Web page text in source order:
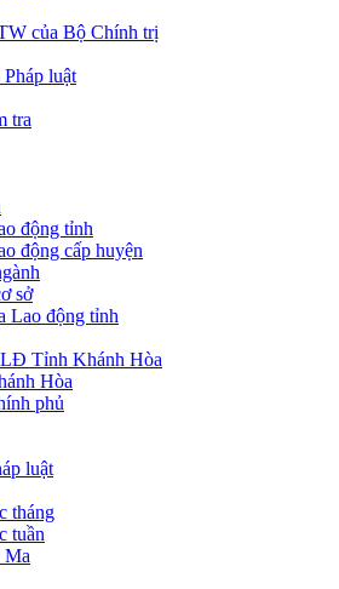
của Bộ Chính trị
luật
tra
động tỉnh
động cấp huyện
sở
Lao động tỉnh
Tỉnh Khánh Hòa
Hòa
phủ
luật
tháng
tuần
Ma